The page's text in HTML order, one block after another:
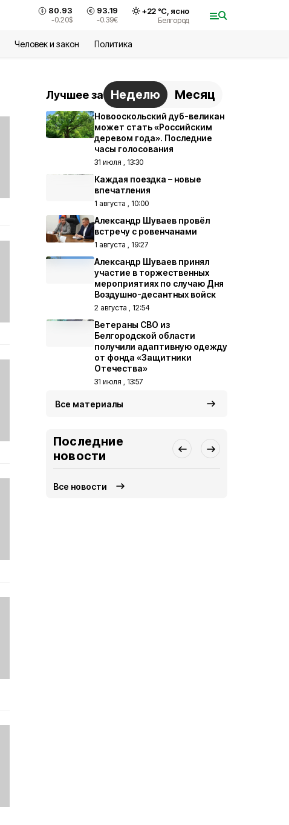
80.93
-0.20$
93.19
-0.39€
+22°С, ясно
Белгород
Человек и закон Политика
Лучшее за Неделю Месяц
Новооскольский дуб-великан
может стать «Российским
деревом года». Последние
часы голосования
31 июля , 13:30
Каждая поездка – новые
впечатления
1 августа , 10:00
Александр Шуваев провёл
встречу с ровенчанами
1 августа , 19:27
Александр Шуваев принял
участие в торжественных
мероприятиях по случаю Дня
Воздушно-десантных войск
2 августа , 12:54
Ветераны СВО из
Белгородской области
получили адаптивную одежду
от фонда «Защитники
Отечества»
31 июля , 13:57
Все материалы
Последние
новости
Все новости